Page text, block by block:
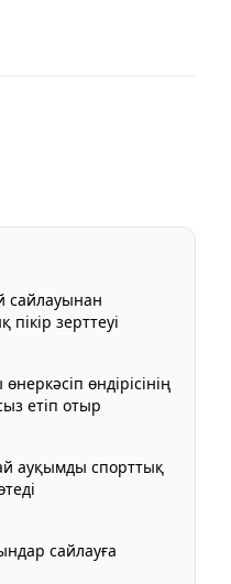
сайлауынан
зерттеуі
өндірісінің
етіп отыр
ауқымды спорттық
сайлауға